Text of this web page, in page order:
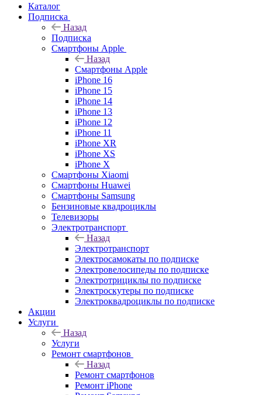
Каталог
Подписка
Назад
Подписка
Смартфоны Apple
Назад
Смартфоны Apple
iPhone 16
iPhone 15
iPhone 14
iPhone 13
iPhone 12
iPhone 11
iPhone XR
iPhone XS
iPhone X
Смартфоны Xiaomi
Смартфоны Huawei
Смартфоны Samsung
Бензиновые квадроциклы
Телевизоры
Электротранспорт
Назад
Электротранспорт
Электросамокаты по подписке
Электровелосипеды по подписке
Электротрициклы по подписке
Электроскутеры по подписке
Электроквадроциклы по подписке
Акции
Услуги
Назад
Услуги
Ремонт смартфонов
Назад
Ремонт смартфонов
Ремонт iPhone